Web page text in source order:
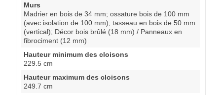
Murs
Madrier en bois de 34 mm; ossature bois de 100 mm
(avec isolation de 100 mm); tasseau en bois de 50 mm
(vertical); Décor bois brûlé (18 mm) / Panneaux en
fibrociment (12 mm)
Hauteur minimum des cloisons
229.5 cm
Hauteur maximum des cloisons
249.7 cm